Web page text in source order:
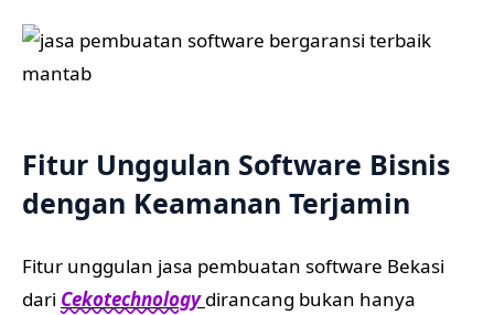
Fitur Unggulan Software Bisnis
dengan Keamanan Terjamin
Fitur unggulan jasa pembuatan software Bekasi
dari Cekotechnology dirancang bukan hanya